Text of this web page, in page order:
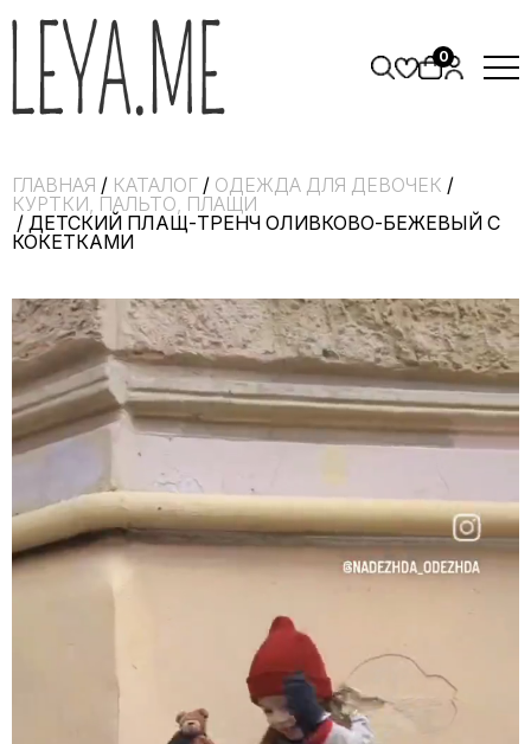
0
ГЛАВНАЯ / КАТАЛОГ / ОДЕЖДА ДЛЯ ДЕВОЧЕК /
КУРТКИ, ПАЛЬТО, ПЛАЩИ
/ ДЕТСКИЙ ПЛАЩ-ТРЕНЧ ОЛИВКОВО-БЕЖЕВЫЙ С
КОКЕТКАМИ